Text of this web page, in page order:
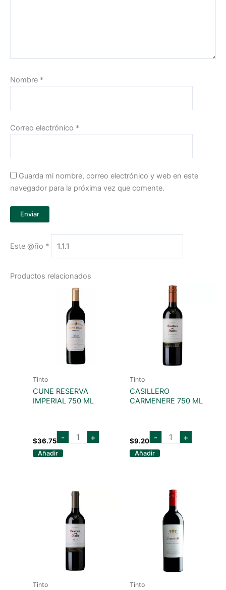
Nombre *
Correo electrónico *
Guarda mi nombre, correo electrónico y web en este
navegador para la próxima vez que comente.
Este @ño *
Productos relacionados
Tinto
CUNE RESERVA
IMPERIAL 750 ML
$36.75 - cune
reserva+
Añadir
Tinto
CASILLERO
CARMENERE 750 ML
$9.20 - CASILLERO
CARMENERE
+
Añadir
Tinto Tinto